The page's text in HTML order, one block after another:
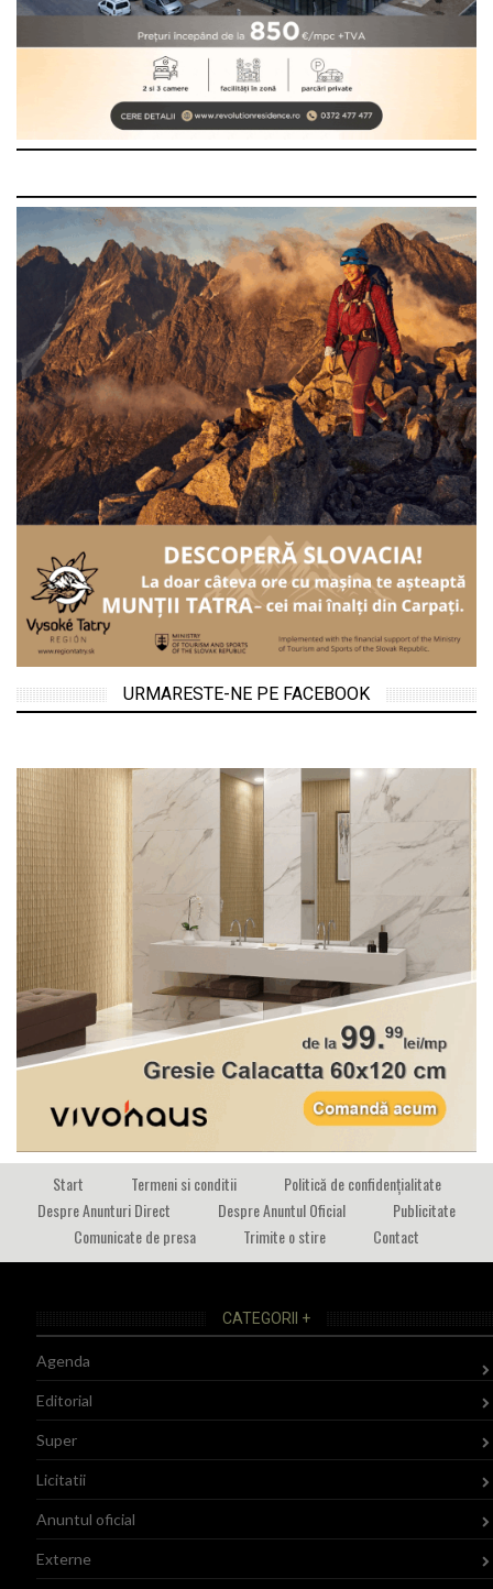
URMARESTE-NE PE FACEBOOK
Start Termeni si conditii
Politică de confidențialitate
Despre Anunturi Direct
Despre Anuntul Oficial
Publicitate
Comunicate de presa
Trimite o stire Contact
CATEGORII +
Agenda
Editorial
Super
Licitatii
Anuntul oficial
Externe